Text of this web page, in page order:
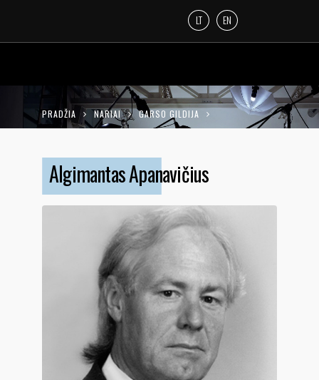
LT EN
PRADŽIA NARIAI GARSO GILDIJA
Algimantas Apanavičius